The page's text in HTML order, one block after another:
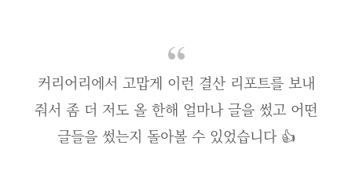
커리어리에서 고맙게 이런 결산 리포트를 보내
줘서 좀 더 저도 올 한해 얼마나 글을 썼고 어떤
글들을 썼는지 돌아볼 수 있었습니다 👍